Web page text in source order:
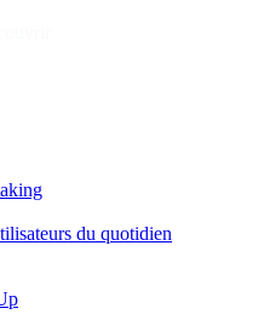
du quotidien